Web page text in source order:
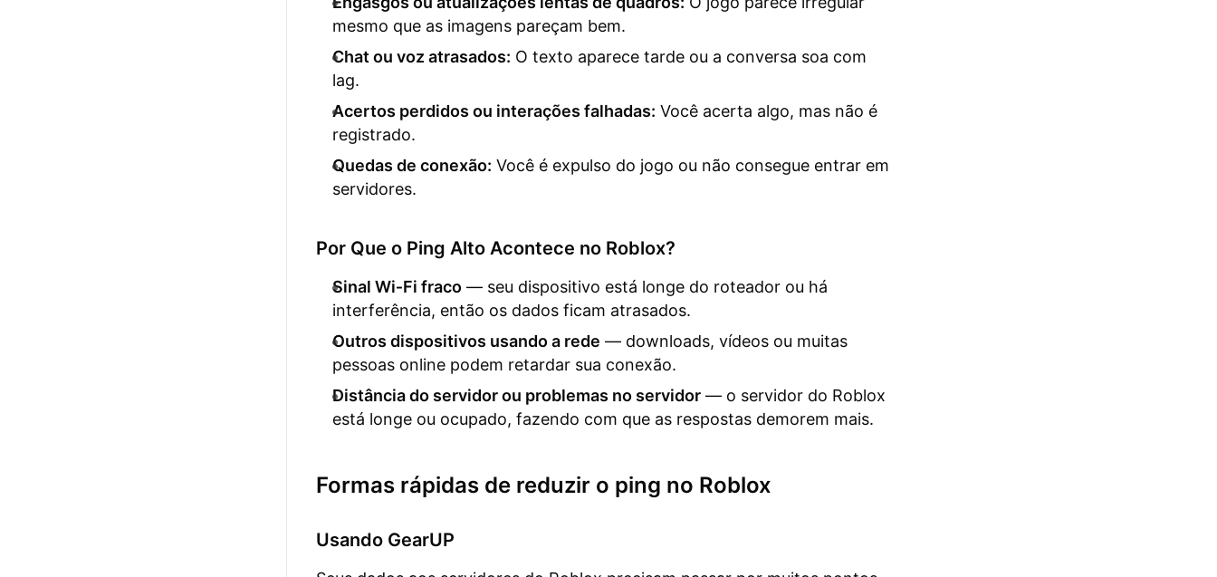
mesmo que as imagens pareçam bem.
Chat ou voz atrasados: O texto aparece tarde ou a conversa soa com
lag.
Acertos perdidos ou interações falhadas: Você acerta algo, mas não é
registrado.
Quedas de conexão: Você é expulso do jogo ou não consegue entrar em
servidores.
Por Que o Ping Alto Acontece no Roblox?
Sinal Wi‑Fi fraco — seu dispositivo está longe do roteador ou há
interferência, então os dados ficam atrasados.
Outros dispositivos usando a rede — downloads, vídeos ou muitas
pessoas online podem retardar sua conexão.
Distância do servidor ou problemas no servidor — o servidor do Roblox
está longe ou ocupado, fazendo com que as respostas demorem mais.
Formas rápidas de reduzir o ping no Roblox
Usando GearUP